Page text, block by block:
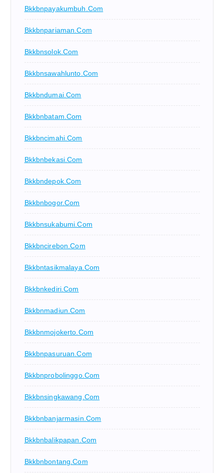
Bkkbnpayakumbuh.com
Bkkbnpariaman.com
Bkkbnsolok.com
Bkkbnsawahlunto.com
Bkkbndumai.com
Bkkbnbatam.com
Bkkbncimahi.com
Bkkbnbekasi.com
Bkkbndepok.com
Bkkbnbogor.com
Bkkbnsukabumi.com
Bkkbncirebon.com
Bkkbntasikmalaya.com
Bkkbnkediri.com
Bkkbnmadiun.com
Bkkbnmojokerto.com
Bkkbnpasuruan.com
Bkkbnprobolinggo.com
Bkkbnsingkawang.com
Bkkbnbanjarmasin.com
Bkkbnbalikpapan.com
Bkkbnbontang.com